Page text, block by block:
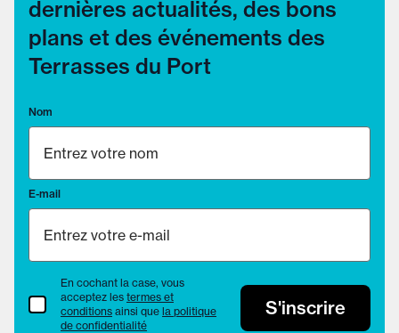
dernières actualités, des bons
plans et des événements des
Terrasses du Port
Nom
E-mail
termes et conditions
En cochant la case, vous
acceptez les termes et
conditions ainsi que la politique
de confidentialité
S'inscrire